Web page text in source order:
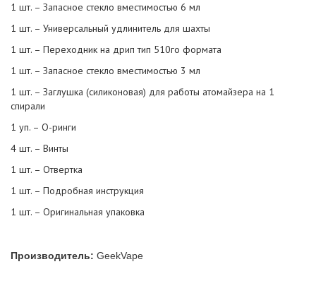
1 шт. – Запасное стекло вместимостью 6 мл
1 шт. – Универсальный удлинитель для шахты
1 шт. – Переходник на дрип тип 510го формата
1 шт. – Запасное стекло вместимостью 3 мл
1 шт. – Заглушка (силиконовая) для работы атомайзера на 1
спирали
1 уп. – О-ринги
4 шт. – Винты
1 шт. – Отвертка
1 шт. – Подробная инструкция
1 шт. – Оригинальная упаковка
Производитель: GeekVape